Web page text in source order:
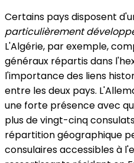
Certains pays disposent
particulièrement
L'Algérie, par exemple,
généraux répartis dans
l'importance des liens
entre les deux pays.
une forte présence avec
plus de vingt-cinq
répartition géographique
consulaires accessibles à